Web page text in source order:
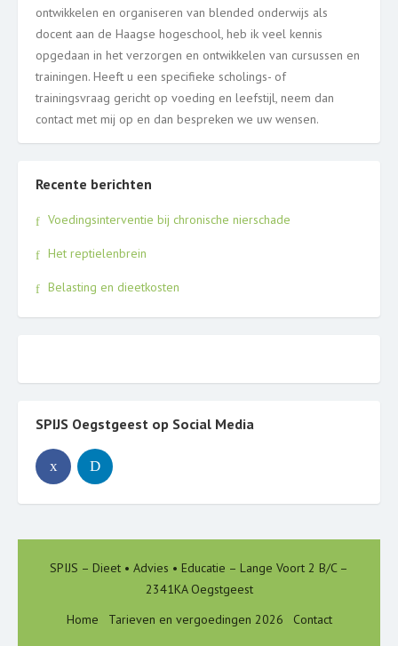
ontwikkelen en organiseren van blended onderwijs als
docent aan de Haagse hogeschool, heb ik veel kennis
opgedaan in het verzorgen en ontwikkelen van cursussen en
trainingen. Heeft u een specifieke scholings- of
trainingsvraag gericht op voeding en leefstijl, neem dan
contact met mij op en dan bespreken we uw wensen.
Recente berichten
Voedingsinterventie bij chronische nierschade
Het reptielenbrein
Belasting en dieetkosten
SPIJS Oegstgeest op Social Media
SPIJS – Dieet • Advies • Educatie – Lange Voort 2 B/C –
2341KA Oegstgeest
Home
Tarieven en vergoedingen 2026 Contact